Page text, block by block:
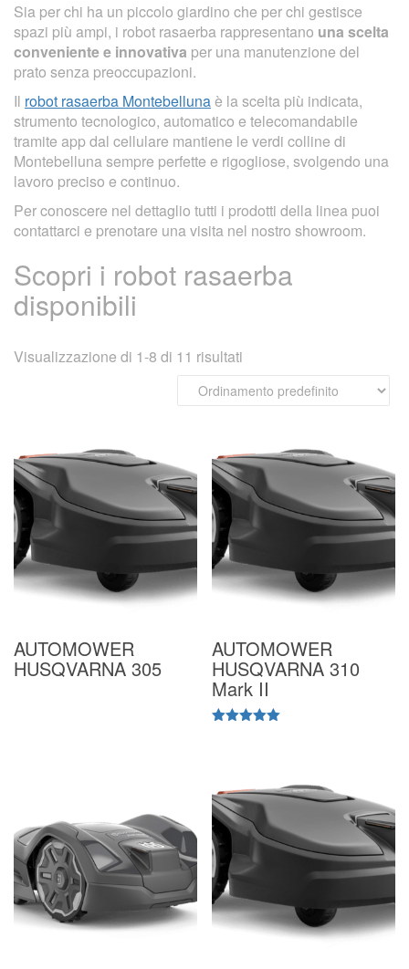
Sia per chi ha un piccolo giardino che per chi gestisce
spazi più ampi, i robot rasaerba rappresentano una scelta
conveniente e innovativa per una manutenzione del
prato senza preoccupazioni.
Il robot rasaerba Montebellunaè la scelta più indicata,
strumento tecnologico, automatico e telecomandabile
tramite app dal cellulare mantiene le verdi colline di
Montebelluna sempre perfette e rigogliose, svolgendo una
lavoro preciso e continuo.
Per conoscere nel dettaglio tutti i prodotti della linea puoi
contattarci e prenotare una visita nel nostro showroom.
Scopri i robot rasaerba
disponibili
Visualizzazione di 1-8 di 11 risultati
AUTOMOWER
HUSQVARNA 305
AUTOMOWER
HUSQVARNA 310
Mark II